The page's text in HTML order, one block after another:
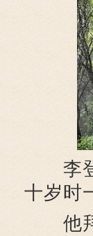
李登
十岁时
他拜